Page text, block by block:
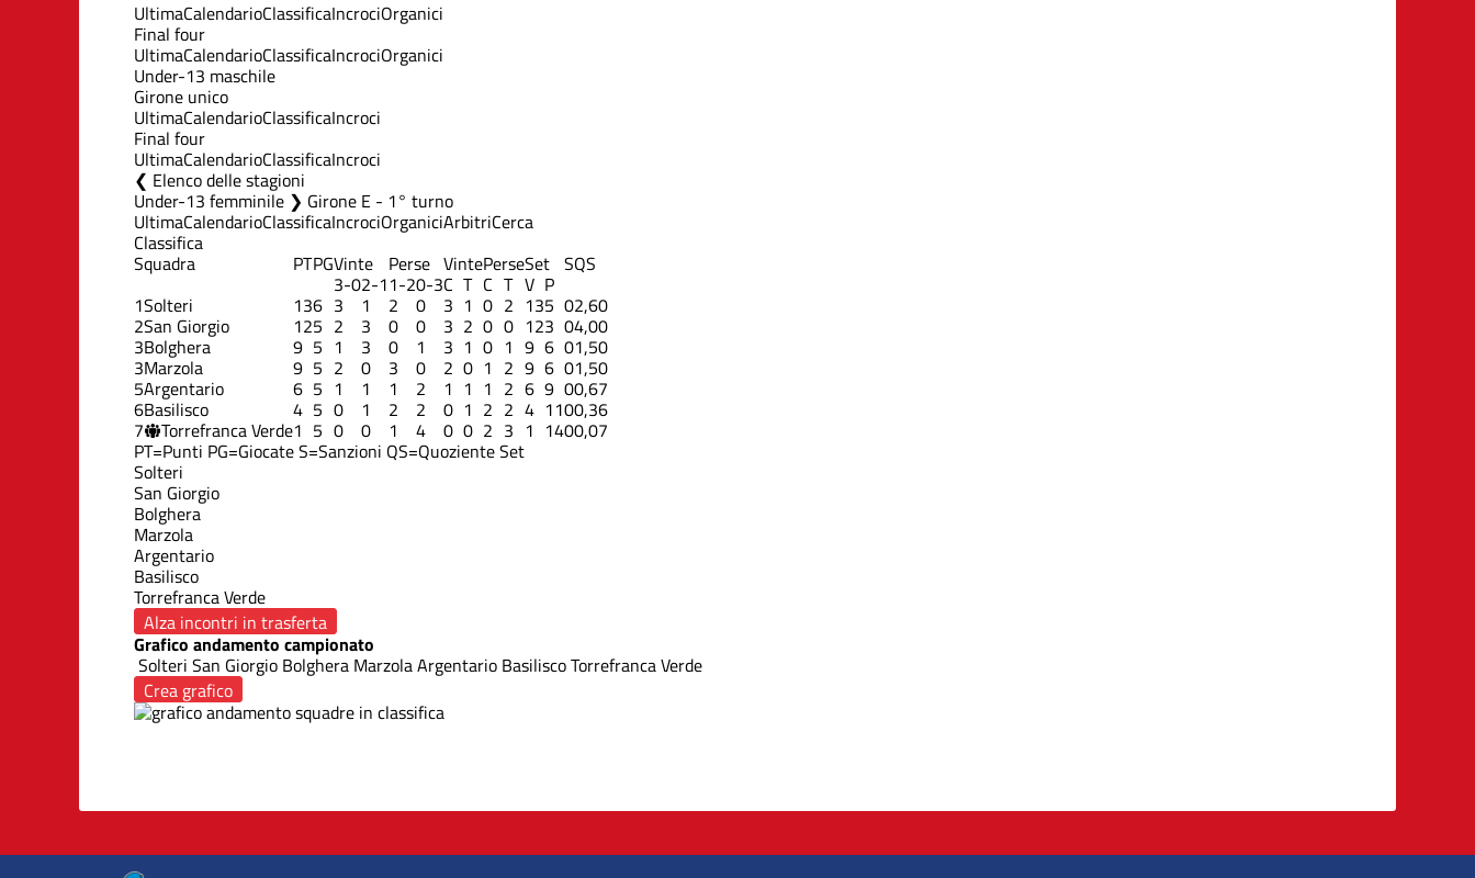
UltimaCalendarioClassificaIncrociOrganici
Final four
UltimaCalendarioClassificaIncrociOrganici
Under-13 maschile
Girone unico
UltimaCalendarioClassificaIncroci
Final four
UltimaCalendarioClassificaIncroci
Elenco delle stagioni
Under-13 femminile ❯ Girone E - 1° turno
UltimaCalendarioClassificaIncrociOrganiciArbitriCerca
Classifica
Squadra PTPGVinte Perse VintePerseSet SQS
3-02-11-20-3C T C T V P
1Solteri 136 3 1 2 0 3 1 0 2 135 02,60
2San Giorgio 125 2 3 0 0 3 2 0 0 123 04,00
3Bolghera 9 5 1 3 0 1 3 1 0 1 9 6 01,50
3Marzola 9 5 2 0 3 0 2 0 1 2 9 6 01,50
5Argentario 6 5 1 1 1 2 1 1 1 2 6 9 00,67
6Basilisco 4 5 0 1 2 2 0 1 2 2 4 1100,36
7 Torrefranca Verde1 5 0 0 1 4 0 0 2 3 1 1400,07
PT=Punti PG=GiocateS=Sanzioni QS=Quoziente Set
Solteri
San Giorgio
Bolghera
Marzola
Argentario
Basilisco
Torrefranca Verde
Alza incontri in trasferta
Grafico andamento campionato
Solteri San Giorgio Bolghera MarzolaArgentario BasiliscoTorrefranca Verde
Crea grafico